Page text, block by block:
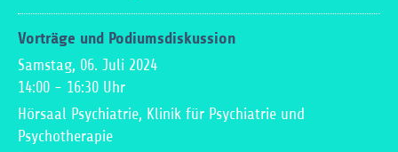
Vorträge und Podiumsdiskussion
Samstag, 06. Juli 2024
14:00 - 16:30 Uhr
Hörsaal Psychiatrie, Klinik für Psychiatrie und
Psychotherapie